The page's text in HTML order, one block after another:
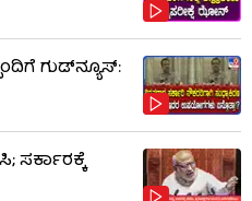
ಗುಡ್​ನ್ಯೂಸ್:
ಸರ್ಕಾರಕ್ಕೆ